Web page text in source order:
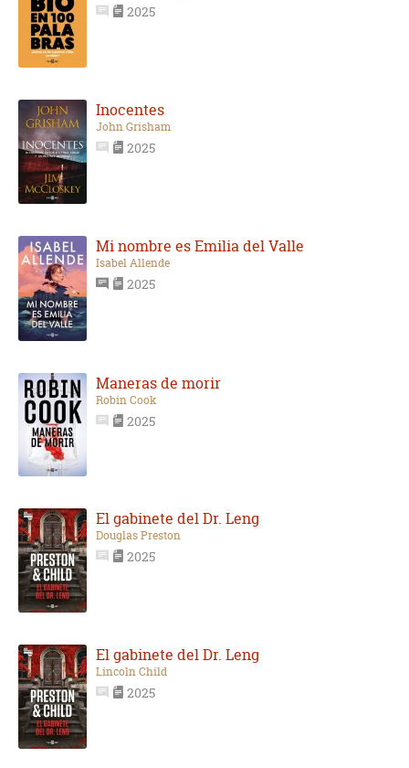
2025
Inocentes
John Grisham
2025
Mi nombre es Emilia del Valle
Isabel Allende
2025
Maneras de morir
Robin Cook
2025
El gabinete del Dr. Leng
Douglas Preston
2025
El gabinete del Dr. Leng
Lincoln Child
2025